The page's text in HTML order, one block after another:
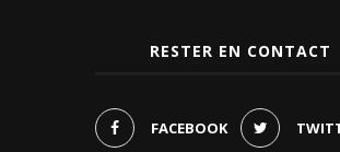
RESTER EN CONTACT
FACEBOOK